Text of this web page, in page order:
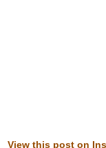
View this post on